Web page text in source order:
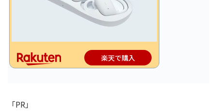
楽天で購入
「PR」